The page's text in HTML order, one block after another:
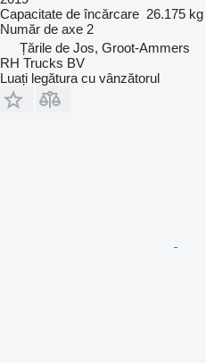
Capacitate de încărcare 26.175 kg
Număr de axe 2
Țările de Jos, Groot-Ammers
RH Trucks BV
Luați legătura cu vânzătorul